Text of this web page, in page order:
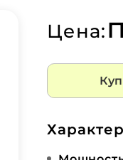
Цена: